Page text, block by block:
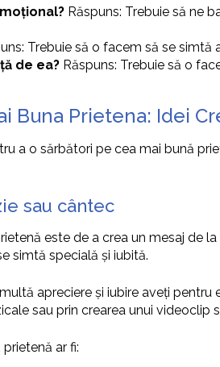
Răspuns: Trebuie să ne
Trebuie să o facem să se
de ea? Răspuns: Trebuie să o
Buna Prietena: Idei
a o sărbători pe cea mai bună
sau cântec
este de a crea un mesaj de
simtă specială și iubită.
apreciere și iubire aveți
sau prin crearea unui videoclip
ar fi: